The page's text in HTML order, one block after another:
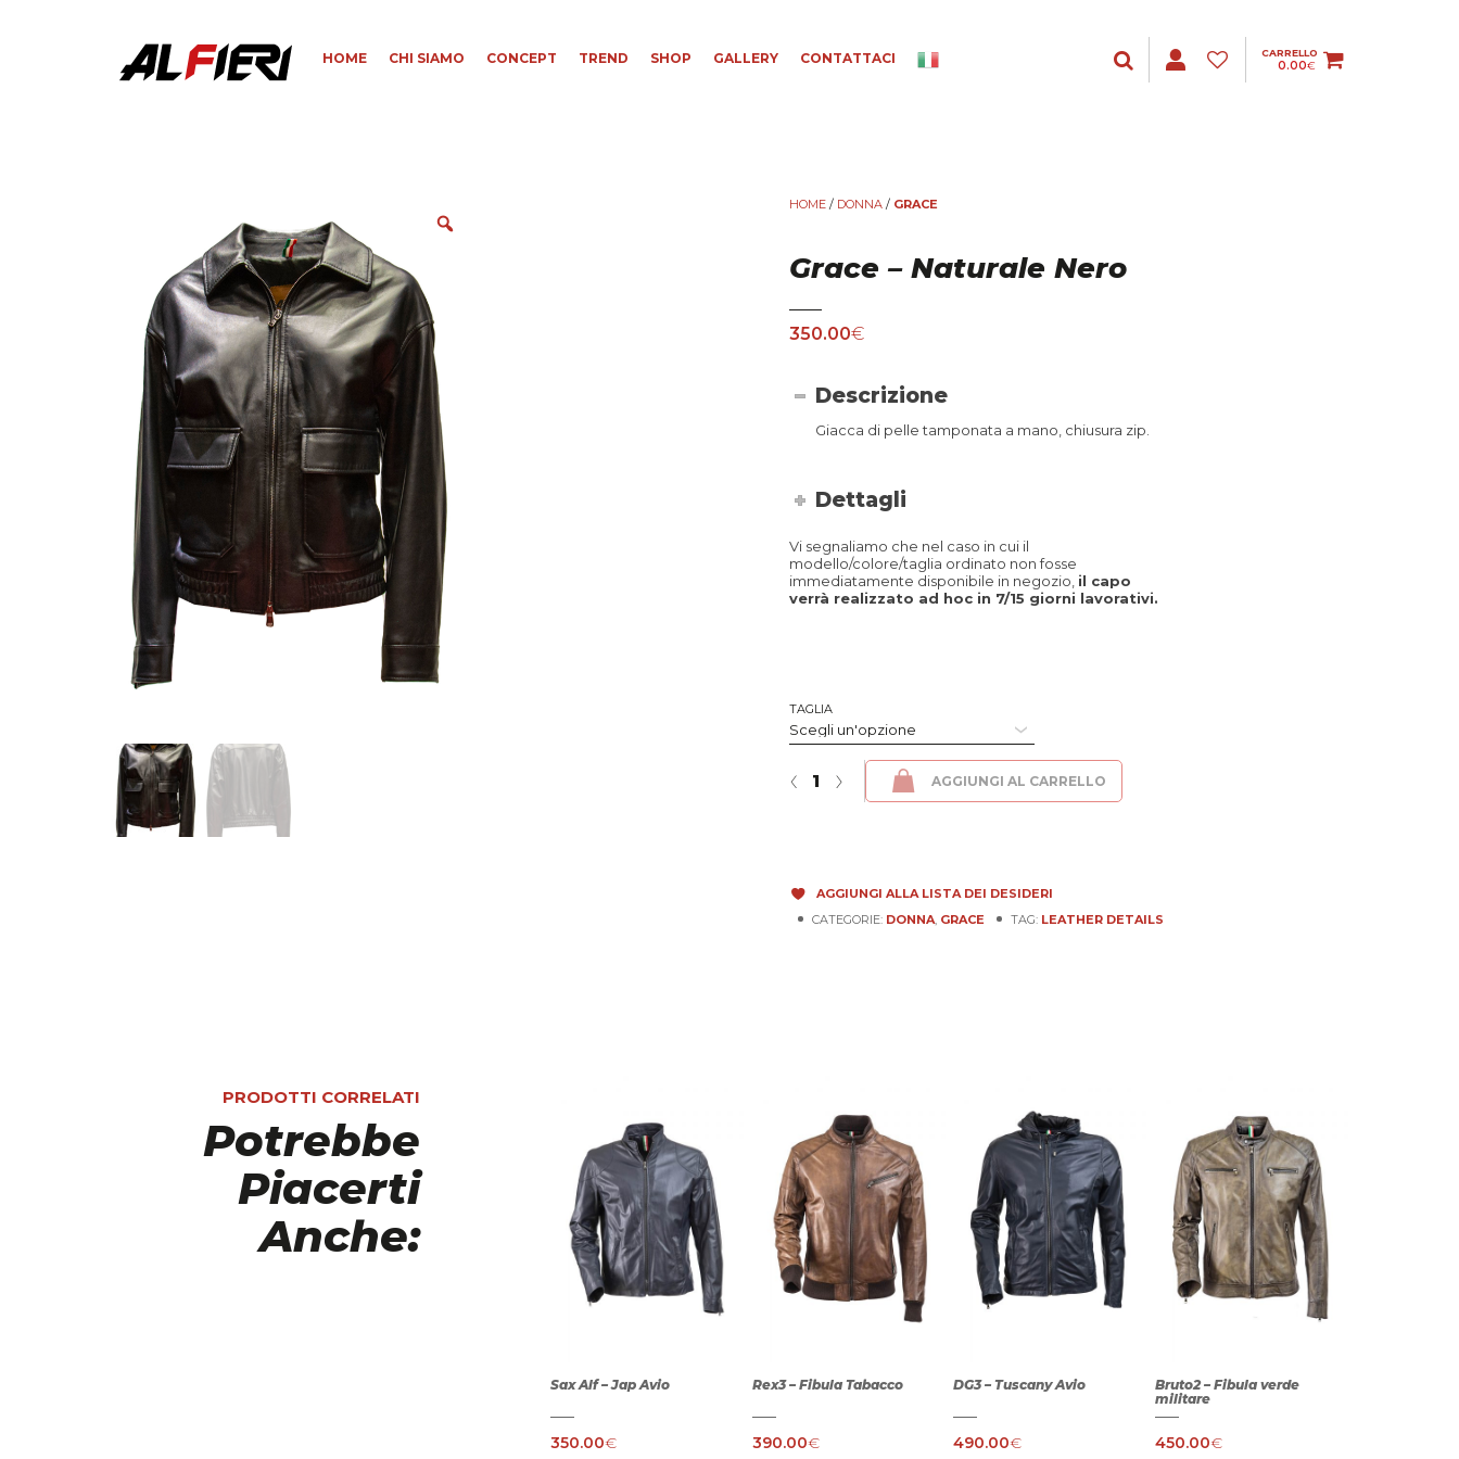
CARRELLO
0.00€
HOME CHI SIAMO CONCEPT TREND SHOP GALLERY CONTATTACI
HOME/ DONNA/ GRACE
Grace – Naturale Nero
350.00€
Descrizione
Giacca di pelle tamponata a mano, chiusura zip.
Dettagli
Vi segnaliamo che nel caso in cui il
modello/colore/taglia ordinato non fosse
immediatamente disponibile in negozio, il capo
verrà realizzato ad hoc in 7/15 giorni lavorativi.
TAGLIA
Grace - Naturale Nero quantità
›
‹ AGGIUNGI AL CARRELLO
AGGIUNGI ALLA LISTA DEI DESIDERI
CATEGORIE: DONNA, GRACE TAG: LEATHER DETAILS
PRODOTTI CORRELATI
Potrebbe
Piacerti
Anche:
Sax Alf – Jap Avio
350.00€
Rex3 – Fibula Tabacco
390.00€
DG3 – Tuscany Avio
490.00€
Bruto2 – Fibula verde
militare
450.00€